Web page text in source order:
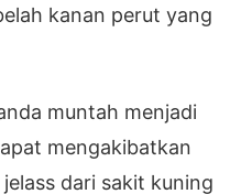
kanan perut yang
muntah menjadi
mengakibatkan
dari sakit kuning